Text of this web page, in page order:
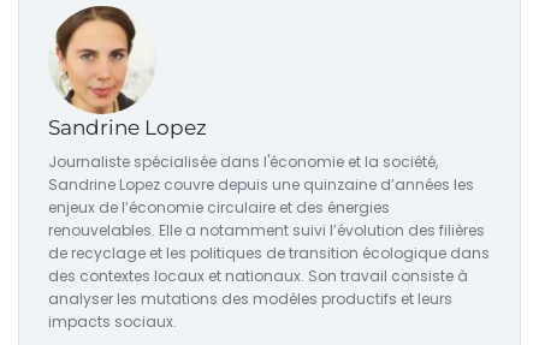
Sandrine Lopez
Journaliste spécialisée dans l'économie et la société,
Sandrine Lopez couvre depuis une quinzaine d’années les
enjeux de l’économie circulaire et des énergies
renouvelables. Elle a notamment suivi l’évolution des filières
de recyclage et les politiques de transition écologique dans
des contextes locaux et nationaux. Son travail consiste à
analyser les mutations des modèles productifs et leurs
impacts sociaux.